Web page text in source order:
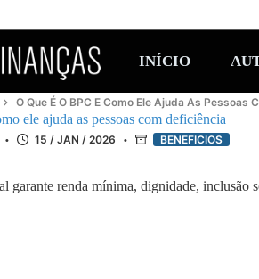
INÍCIO
O Que É O BPC E Como Ele Ajuda As Pessoas
ele ajuda as pessoas com deficiência
15 / JAN / 2026 BENEFICIOS
garante renda mínima, dignidade, inclusão